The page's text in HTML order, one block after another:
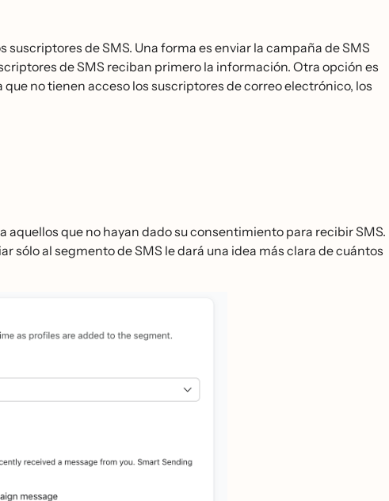
de SMS. Una forma es enviar la campaña de SMS
de SMS reciban primero la información. Otra opción es
no tienen acceso los suscriptores de correo electrónico, los
que no hayan dado su consentimiento para recibir SMS.
sólo al segmento de SMS le dará una idea más clara de cuántos